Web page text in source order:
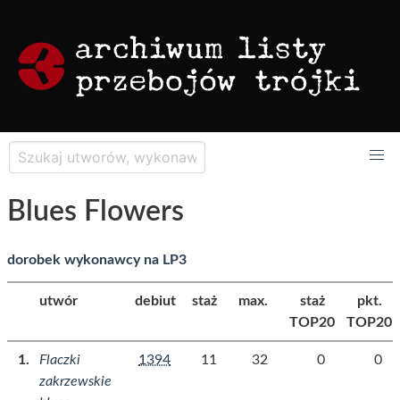
Blues Flowers
dorobek wykonawcy na LP3
utwór debiut staż max.
staż
TOP20
pkt.
TOP20
Flaczki
zakrzewskie
1394 11 32 0 0